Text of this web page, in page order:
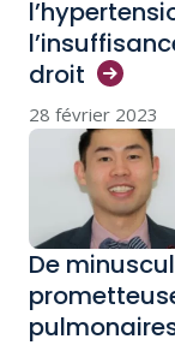
droit
28 février 2023
De